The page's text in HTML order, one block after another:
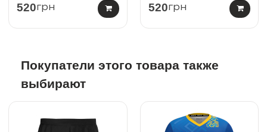
520грн 520грн
Покупатели этого товара также
выбирают